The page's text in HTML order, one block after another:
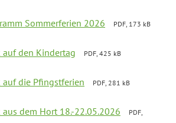
Sommerferien 2026
PDF, 173 kB
auf den Kindertag
PDF, 425 kB
auf die Pfingstferien
PDF, 281 kB
dem Hort 18.-22.05.2026
PDF,